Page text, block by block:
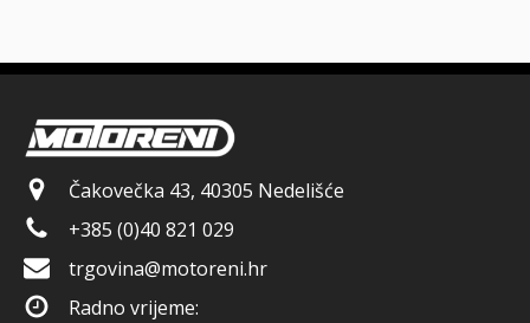
Čakovečka 43, 40305 Nedelišće
+385 (0)40 821 029
trgovina@motoreni.hr
Radno vrijeme: